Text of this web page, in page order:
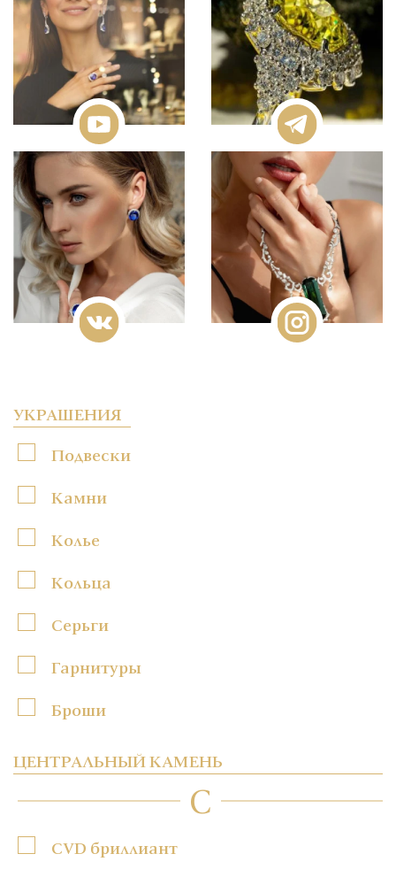
УКРАШЕНИЯ
Подвески
Камни
Колье
Кольца
Серьги
Гарнитуры
Броши
ЦЕНТРАЛЬНЫЙ КАМЕНЬ
C
CVD бриллиант